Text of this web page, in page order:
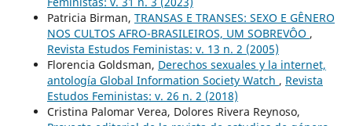
Patricia Birman, TRANSAS E TRANSES: SEXO E GÊNERO
NOS CULTOS AFRO-BRASILEIROS, UM SOBREVÔO ,
Revista Estudos Feministas: v. 13 n. 2 (2005)
Florencia Goldsman, Derechos sexuales y la internet,
antología Global Information Society Watch , Revista
Estudos Feministas: v. 26 n. 2 (2018)
Cristina Palomar Verea, Dolores Rivera Reynoso,